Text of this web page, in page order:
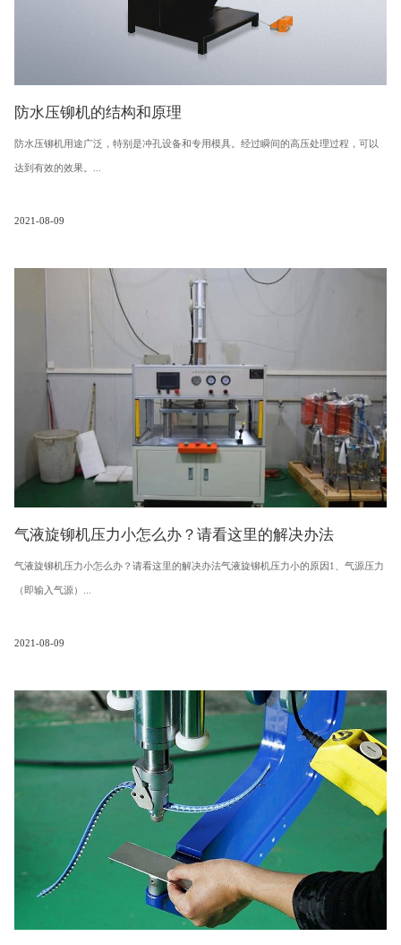
防水压铆机的结构和原理
防水压铆机用途广泛，特别是冲孔设备和专用模具。经过瞬间的高压处理过程，可以
达到有效的效果。...
2021-08-09
气液旋铆机压力小怎么办？请看这里的解决办法
气液旋铆机压力小怎么办？请看这里的解决办法气液旋铆机压力小的原因1、气源压力
（即输入气源）...
2021-08-09